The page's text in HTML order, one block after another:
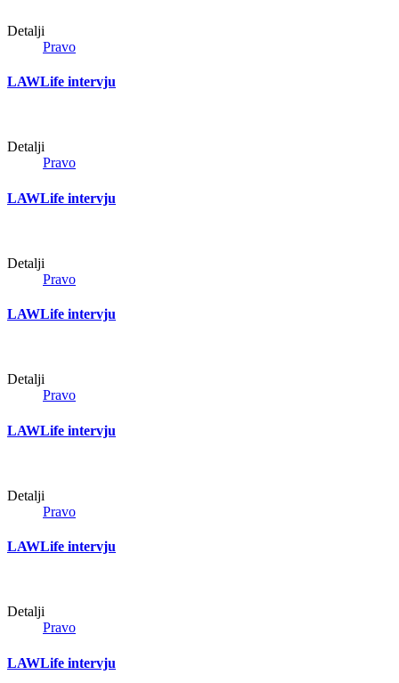
Detalji
Pravo
LAWLife intervju
Detalji
Pravo
LAWLife intervju
Detalji
Pravo
LAWLife intervju
Detalji
Pravo
LAWLife intervju
Detalji
Pravo
LAWLife intervju
Detalji
Pravo
LAWLife intervju